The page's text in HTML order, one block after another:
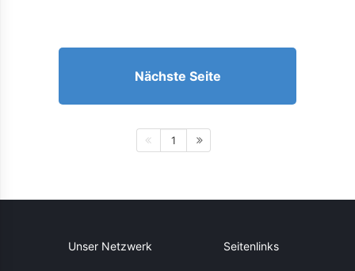
Nächste Seite
1
Unser Netzwerk Seitenlinks